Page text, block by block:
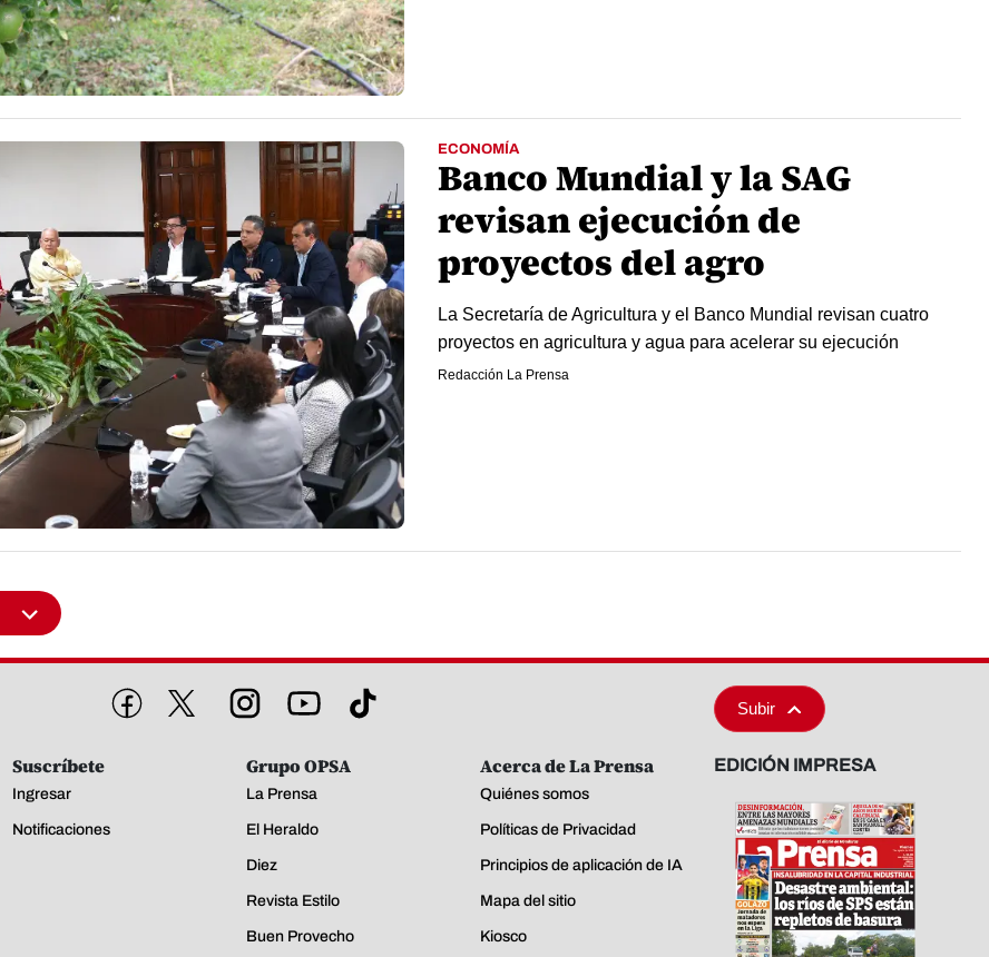
ECONOMÍA
Banco Mundial y la SAG
revisan ejecución de
proyectos del agro
La Secretaría de Agricultura y el Banco Mundial revisan cuatro
proyectos en agricultura y agua para acelerar su ejecución
Redacción La Prensa
Subir
Suscríbete
Ingresar
Notificaciones
Grupo OPSA
La Prensa
El Heraldo
Diez
Revista Estilo
Buen Provecho
Acerca de La Prensa
Quiénes somos
Políticas de Privacidad
Principios de aplicación de IA
Mapa del sitio
Kiosco
EDICIÓN IMPRESA